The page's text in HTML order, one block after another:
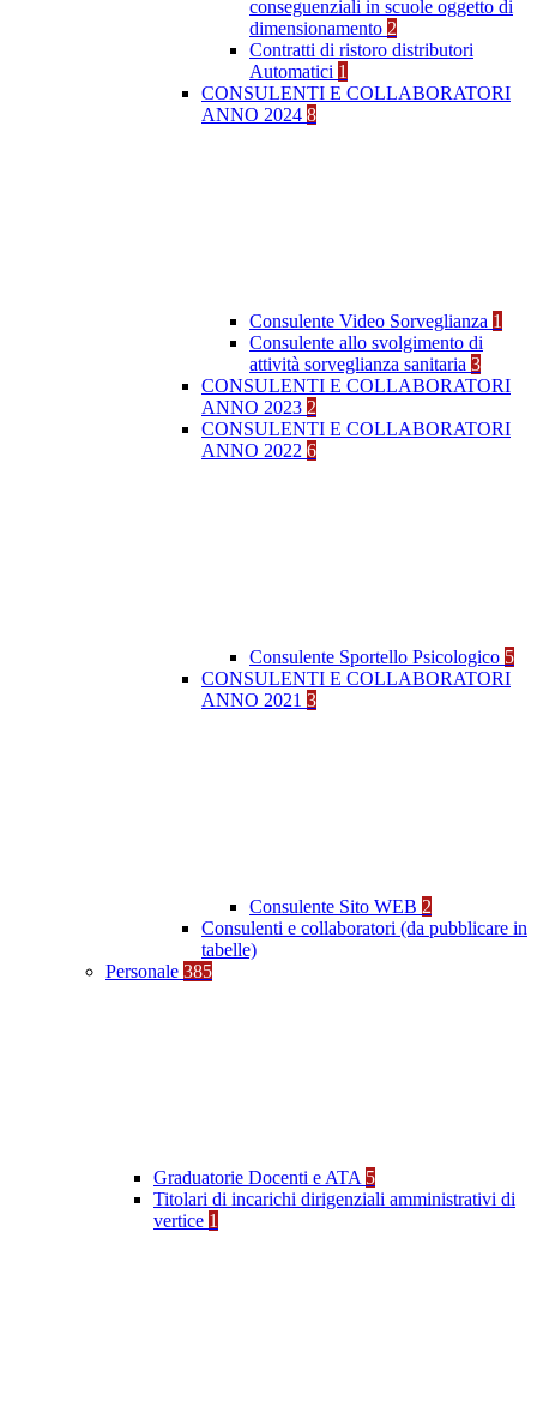
conseguenziali in scuole oggetto di
dimensionamento 2
Contratti di ristoro distributori
Automatici 1
CONSULENTI E COLLABORATORI
ANNO 2024 8
Consulente Video Sorveglianza 1
Consulente allo svolgimento di
attività sorveglianza sanitaria 3
CONSULENTI E COLLABORATORI
ANNO 2023 2
CONSULENTI E COLLABORATORI
ANNO 2022 6
Consulente Sportello Psicologico 5
CONSULENTI E COLLABORATORI
ANNO 2021 3
Consulente Sito WEB 2
Consulenti e collaboratori (da pubblicare in
tabelle)
Personale 385
Graduatorie Docenti e ATA 5
Titolari di incarichi dirigenziali amministrativi di
vertice 1